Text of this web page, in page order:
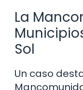
La
Sol
Un caso